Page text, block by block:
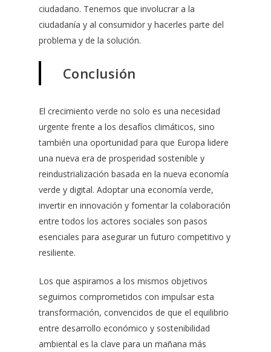
ciudadano. Tenemos que involucrar a la
ciudadanía y al consumidor y hacerles parte del
problema y de la solución.
Conclusión
El crecimiento verde no solo es una necesidad
urgente frente a los desafíos climáticos, sino
también una oportunidad para que Europa lidere
una nueva era de prosperidad sostenible y
reindustrialización basada en la nueva economía
verde y digital. Adoptar una economía verde,
invertir en innovación y fomentar la colaboración
entre todos los actores sociales son pasos
esenciales para asegurar un futuro competitivo y
resiliente.
Los que aspiramos a los mismos objetivos
seguimos comprometidos con impulsar esta
transformación, convencidos de que el equilibrio
entre desarrollo económico y sostenibilidad
ambiental es la clave para un mañana más